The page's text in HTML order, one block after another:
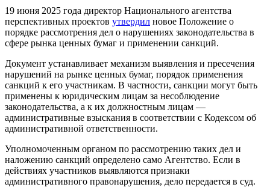
19 июня 2025 года директор Национального агентства
перспективных проектов утвердил новое Положение о
порядке рассмотрения дел о нарушениях законодательства в
сфере рынка ценных бумаг и применении санкций.
Документ устанавливает механизм выявления и пресечения
нарушений на рынке ценных бумаг, порядок применения
санкций к его участникам. В частности, санкции могут быть
применены к юридическим лицам за несоблюдение
законодательства, а к их должностным лицам —
административные взыскания в соответствии с Кодексом об
административной ответственности.
Уполномоченным органом по рассмотрению таких дел и
наложению санкций определено само Агентство. Если в
действиях участников выявляются признаки
административного правонарушения, дело передается в суд.